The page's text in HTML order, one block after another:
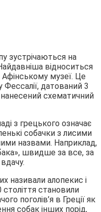
зустрічаються на
відноситься
Афінському музеї. Це
датований 3
схематичний
з грецького означає
собачки з лисими
назвами. Наприклад,
швидше за все, за
називали алопекис і
становили
поголів’я в Греції як
собак інших порід,